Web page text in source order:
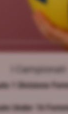
I Campionati :
1 Divisione
Under 16